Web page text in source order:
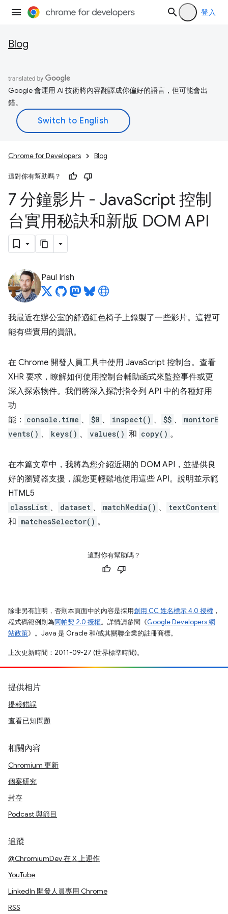
登入
Blog
Google 會運用 AI 技術將內容翻譯成你偏好的語言，但可能會出
錯。
Chrome for Developers Blog
這對你有幫助嗎？
7 分鐘影片 - JavaScript 控制
台實用秘訣和新版 DOM API
Paul Irish
我最近在辦公室的舒適紅色椅子上錄製了一些影片。這裡可
能有些實用的資訊。
在 Chrome 開發人員工具中使用 JavaScript 控制台。查看
XHR 要求，瞭解如何使用控制台輔助函式來監控事件或更
深入探索物件。我們將深入探討指令列 API 中的各種好用
功
能：
console.time 、 $0 、 inspect() 、 $$ 、
monitorE
vents() 、 keys() 、 values() 和 copy() 。
在本篇文章中，我將為您介紹近期的 DOM API，並提供良
好的瀏覽器支援，讓您更輕鬆地使用這些 API。說明並示範
HTML5
classList 、 dataset 、 matchMedia() 、 textContent
和 matchesSelector() 。
這對你有幫助嗎？
除非另有註明，否則本頁面中的內容是採用創用 CC 姓名標示 4.0 授權 ，
程式碼範例則為阿帕契 2.0 授權。詳情請參閱《Google Developers 網
站政策》。Java 是 Oracle 和/或其關聯企業的註冊商標。
上次更新時間：2011-09-27 (世界標準時間)。
提供相片
提報錯誤
查看已知問題
相關內容
Chromium 更新
個案研究
封存
Podcast 與節目
追蹤
@ChromiumDev 在 X 上運作
YouTube
LinkedIn 開發人員專用 Chrome
RSS